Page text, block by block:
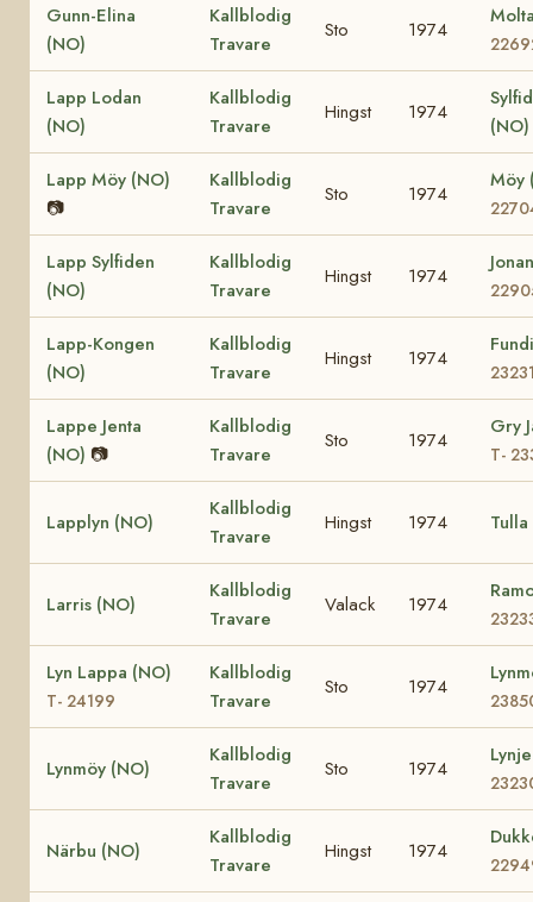
Gunn-Elina
(NO)
Kallblodig
Travare
Sto 1974
Lapp Lodan
(NO)
Kallblodig
Travare
Hingst 1974
(NO)
Lapp Möy (NO)
📷
Kallblodig
Travare
Sto 1974
Möy
Lapp Sylfiden
(NO)
Kallblodig
Travare
Hingst 1974
Lapp-Kongen
(NO)
Kallblodig
Travare
Hingst 1974
Lappe Jenta
(NO) 📷
Kallblodig
Travare
Sto 1974
Gry
T-
Lapplyn (NO)
Kallblodig
Travare
Hingst 1974
Larris (NO)
Kallblodig
Travare
Valack 1974
Lyn Lappa (NO)
T- 24199
Kallblodig
Travare
Sto 1974
Lynmöy (NO)
Kallblodig
Travare
Sto 1974
Närbu (NO)
Kallblodig
Travare
Hingst 1974